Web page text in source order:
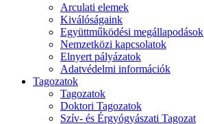
Arculati elemek
Kiválóságaink
Együttműködési megállapodások
Nemzetközi kapcsolatok
Elnyert pályázatok
Adatvédelmi információk
Tagozatok
Tagozatok
Doktori Tagozatok
Szív- és Érgyógyászati Tagozat